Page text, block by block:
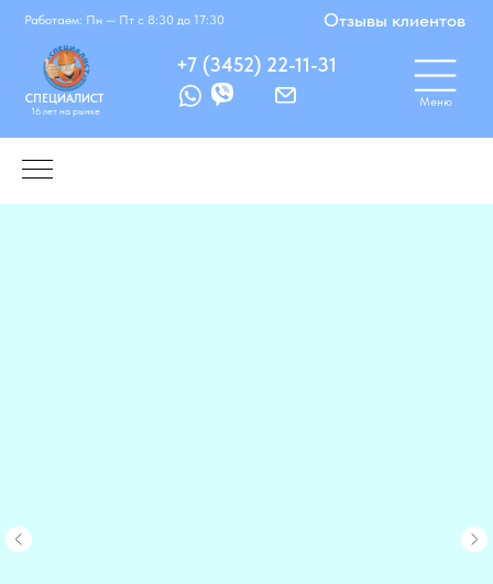
Работаем: Пн — Пт с 8:30 до 17:30 Отзывы клиентов
Работаем: Понедельник — Пятница с 8:30
до 17:30
16 лет на рынке
СПЕЦИАЛИСТ Меню
+7 (3452) 22-11-31